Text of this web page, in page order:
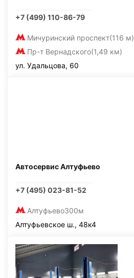
+7 (499) 110-86-79
Мичуринский проспект(116 м)
Пр-т Вернадского(1,49 км)
ул. Удальцова, 60
Автосервис Алтуфьево
+7 (495) 023-81-52
Алтуфьево300м
Алтуфьевское ш., 48к4